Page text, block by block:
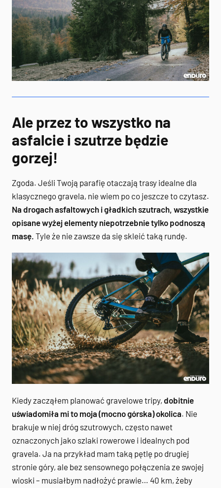
Ale przez to wszystko na
asfalcie i szutrze będzie
gorzej!
Zgoda. Jeśli Twoją parafię otaczają trasy idealne dla
klasycznego gravela, nie wiem po co jeszcze to czytasz.
Na drogach asfaltowych i gładkich szutrach, wszystkie
opisane wyżej elementy niepotrzebnie tylko podnoszą
masę. Tyle że nie zawsze da się skleić taką rundę.
Kiedy zacząłem planować gravelowe tripy, dobitnie
uświadomiła mi to moja (mocno górska) okolica. Nie
brakuje w niej dróg szutrowych, często nawet
oznaczonych jako szlaki rowerowe i idealnych pod
gravela. Ja na przykład mam taką pętlę po drugiej
stronie góry, ale bez sensownego połączenia ze swojej
wioski – musiałbym nadłożyć prawie… 40 km, żeby